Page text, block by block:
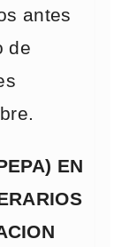
antes
de
EN